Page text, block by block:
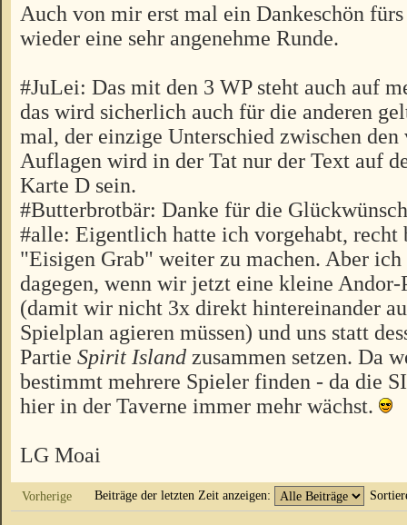
Auch von mir erst mal ein Dankeschön
wieder eine sehr angenehme Runde.
#JuLei: Das mit den 3 WP steht auch auf
das wird sicherlich auch für die anderen
mal, der einzige Unterschied zwischen den
Auflagen wird in der Tat nur der Text auf
Karte D sein.
#Butterbrotbär: Danke für die
#alle: Eigentlich hatte ich vorgehabt, recht
"Eisigen Grab" weiter zu machen. Aber ich
dagegen, wenn wir jetzt eine kleine Andor-
(damit wir nicht 3x direkt hintereinander
Spielplan agieren müssen) und uns statt
Partie Spirit Island zusammen setzen. Da
bestimmt mehrere Spieler finden - da die
hier in der Taverne immer mehr wächst.
LG Moai
Vorherige Beiträge der letzten Zeit anzeigen: